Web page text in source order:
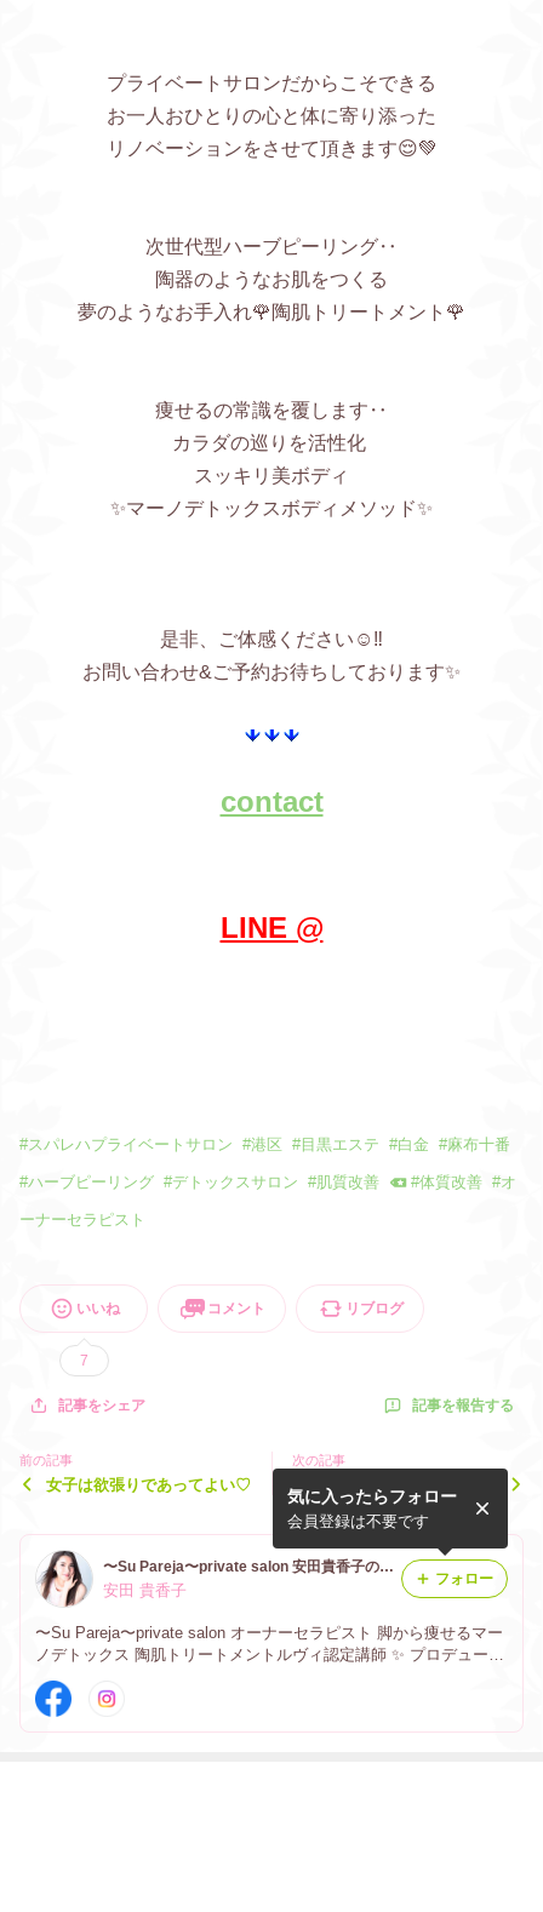
プライベートサロンだからこそできる
お一人おひとりの心と体に寄り添った
リノベーションをさせて頂きます😌💚
次世代型ハーブピーリング‥
陶器のようなお肌をつくる
夢のようなお手入れ🌹陶肌トリートメント🌹
痩せるの常識を覆します‥
カラダの巡りを活性化
スッキリ美ボディ
✨マーノデトックスボディメソッド✨
是非、ご体感ください☺️‼️
お問い合わせ&ご予約お待ちしております✨
contact
LINE @
#スパレハプライベートサロン #港区 # 目黒エステ #白金 #麻布十番
#ハーブピーリング #デトックスサロン #肌質改善 #体質改善 #オ
ーナーセラピスト
いいね
7
コメント リブログ
記事をシェア 記事を報告する
前の記事
女子は欲張りであってよい♡
次の記事
凍結乾燥ヒト幹細胞ノーニド
ルジェットエアー ACトリー
トメント
〜Su Pareja〜private salon 安田貴香子のブログ
安田 貴香子
〜Su Pareja〜private salon オーナーセラピスト 脚から痩せるマー
ノデトックス 陶肌トリートメントルヴィ認定講師 ✨ プロデュース
サロン Bamboo relaxation麻布十番 インディバ ・ハーブピーリン
グ ・ACトリートメント
気に入ったらフォロー
会員登録は不要です
フォロー